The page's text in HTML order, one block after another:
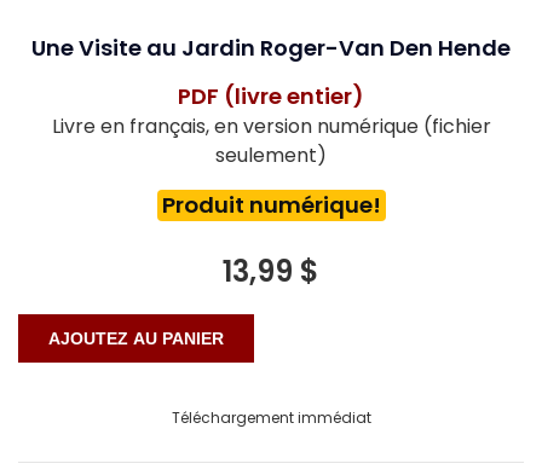
Une Visite au Jardin Roger-Van Den Hende
PDF (livre entier)
Livre en français, en version numérique (fichier
seulement)
Produit numérique!
13,99 $
Téléchargement immédiat